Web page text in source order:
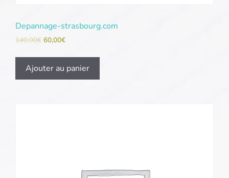
Depannage-strasbourg.com
140,00€ 60,00€
Ajouter au panier